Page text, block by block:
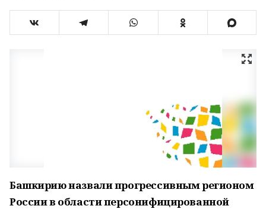
Башкирию назвали прогрессивным регионом
России в области персонифицированной